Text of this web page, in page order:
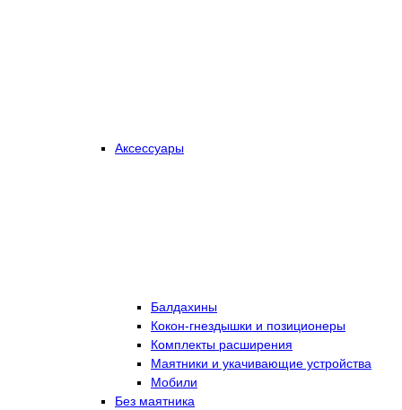
Аксессуары
Балдахины
Кокон-гнездышки и позиционеры
Комплекты расширения
Маятники и укачивающие устройства
Мобили
Без маятника